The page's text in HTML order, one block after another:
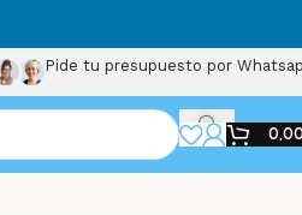
Pide tu presupuesto por